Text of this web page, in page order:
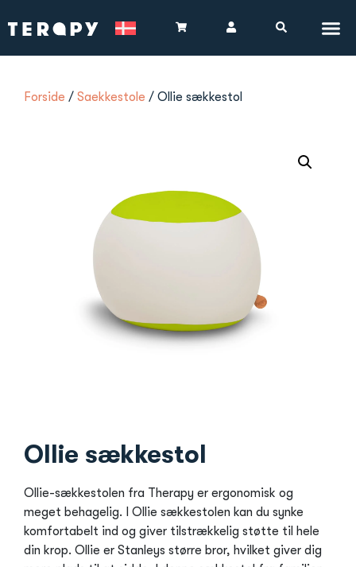
Forside / Saekkestole / Ollie sækkestol
Ollie sækkestol
Ollie-sækkestolen fra Therapy er ergonomisk og
meget behagelig. I Ollie sækkestolen kan du synke
komfortabelt ind og giver tilstrækkelig støtte til hele
din krop. Ollie er Stanleys større bror, hvilket giver dig